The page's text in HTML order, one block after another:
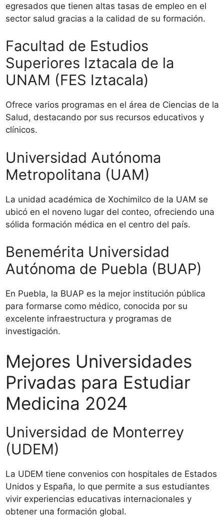
egresados que tienen altas tasas de empleo en el
sector salud gracias a la calidad de su formación.
Facultad de Estudios
Superiores Iztacala de la
UNAM (FES Iztacala)
Ofrece varios programas en el área de Ciencias de la
Salud, destacando por sus recursos educativos y
clínicos.
Universidad Autónoma
Metropolitana (UAM)
La unidad académica de Xochimilco de la UAM se
ubicó en el noveno lugar del conteo, ofreciendo una
sólida formación médica en el centro del país.
Benemérita Universidad
Autónoma de Puebla (BUAP)
En Puebla, la BUAP es la mejor institución pública
para formarse como médico, conocida por su
excelente infraestructura y programas de
investigación.
Mejores Universidades
Privadas para Estudiar
Medicina 2024
Universidad de Monterrey
(UDEM)
La UDEM tiene convenios con hospitales de Estados
Unidos y España, lo que permite a sus estudiantes
vivir experiencias educativas internacionales y
obtener una formación global.